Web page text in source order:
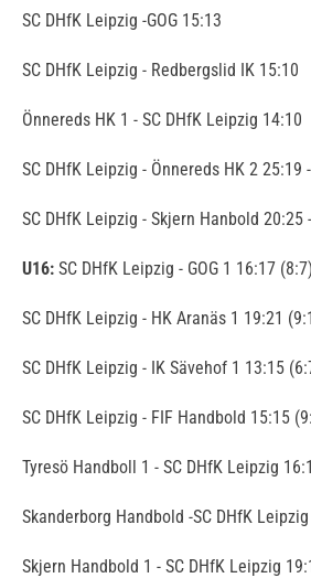
SC DHfK Leipzig -GOG 15:13
SC DHfK Leipzig - Redbergslid IK 15:10
Önnereds HK 1 - SC DHfK Leipzig 14:10
SC DHfK Leipzig - Önnereds HK 2 25:19
SC DHfK Leipzig - Skjern Hanbold 20:25
U16: SC DHfK Leipzig - GOG 1 16:17 (8:7)
SC DHfK Leipzig - HK Aranäs 1 19:21
SC DHfK Leipzig - IK Sävehof 1 13:15
SC DHfK Leipzig - FIF Handbold 15:15
Tyresö Handboll 1 - SC DHfK Leipzig
Skanderborg Handbold -SC DHfK
Skjern Handbold 1 - SC DHfK Leipzig